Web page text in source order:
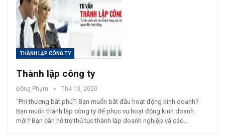
THÀNH LẬP CÔNG TY
Thành lập công ty
Đông Phạm Th4 13, 2020
“Phi thương bất phú”! Bạn muốn bắt đầu hoạt động kinh doanh?
Bạn muốn thành lập công ty để phục vụ hoạt động kinh doanh
mới? Bạn cần hỗ trợ thủ tục thành lập doanh nghiệp và các…